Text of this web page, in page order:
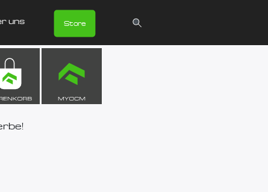
uns Store